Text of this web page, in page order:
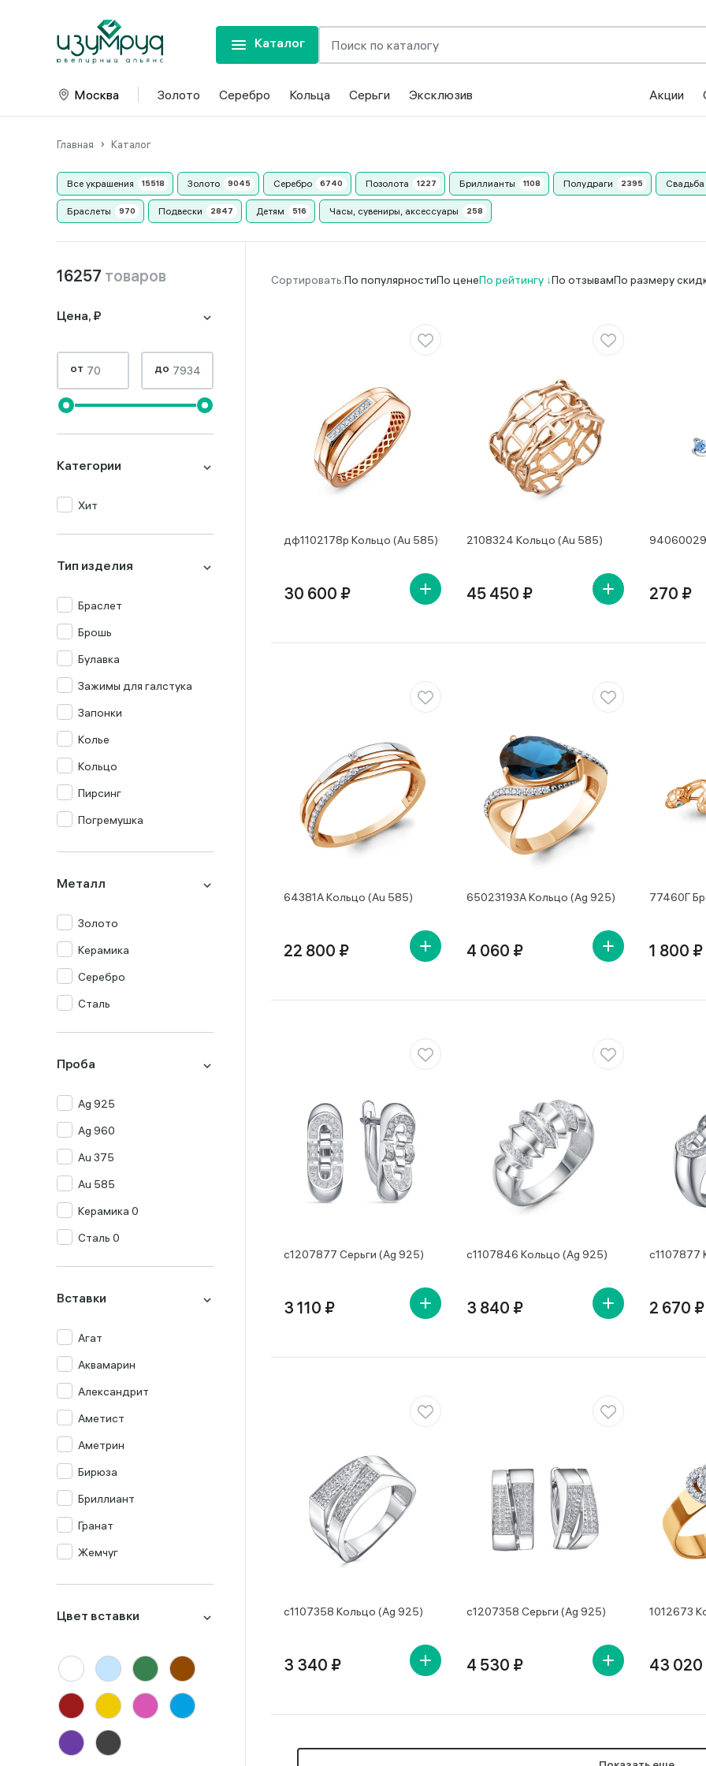
Каталог
Москва Золото Серебро Кольца Серьги Эксклюзив Акции
Главная Каталог
Все украшения Золото Серебро Позолота Бриллианты Полудраги Свадьба
Браслеты Подвески Детям Часы, сувениры, аксессуары
16257 товаров
Цена, ₽
от до
Категории
Хит
Тип изделия
Браслет
Брошь
Булавка
Зажимы для галстука
Запонки
Колье
Кольцо
Пирсинг
Погремушка
Сувенир
Цепь
Часы
Шнур
Металл
Золото
Керамика
Серебро
Сталь
Проба
Ag 925
Ag 960
Au 375
Au 585
Керамика 0
Сталь 0
Вставки
Агат
Аквамарин
Александрит
Аметист
Аметрин
Бирюза
Бриллиант
Гранат
Жемчуг
Коралл
Корунд
Лондон-топаз
Малахит
Цвет вставки
По популярностиПо ценеПо рейтингу По отзывамПо размеру
дф1102178р Кольцо (Au 585)
30 600 ₽
2108324 Кольцо (Au 585)
45 450 ₽
94060029
270 ₽
64381А Кольцо (Au 585)
22 800 ₽
65023193А Кольцо (Ag 925)
4 060 ₽
77460Г
1 800 ₽
с1207877 Серьги (Ag 925)
3 110 ₽
с1107846 Кольцо (Ag 925)
3 840 ₽
с1107877
2 670 ₽
с1107358 Кольцо (Ag 925)
3 340 ₽
с1207358 Серьги (Ag 925)
4 530 ₽
1012673
43 020